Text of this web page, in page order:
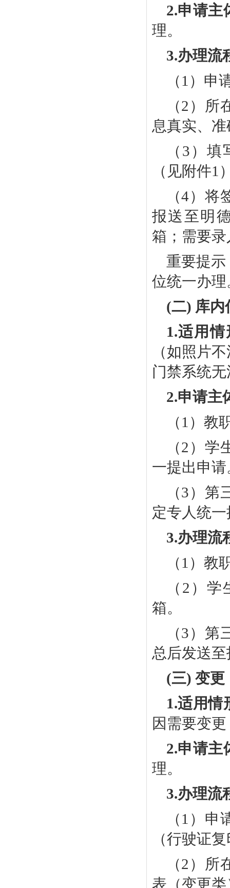
2.申请主
理。
3.办理流
（1） 申
（2） 所
息真实、
（ 3）填
（见附件1
（4） 将
报送至明
箱 ； 需要
重要提示
位统一办理
(二) 库内
1.适用情
（如照片
门禁系统
2.申请主
（1） 教
（2） 学
一提出申请
（3） 第
定专人统
3.办理流
（1） 教
（ 2） 学
箱。
（3） 第
总后发送
(三) 变更
1.适用情
因需要变更
2.申请主
理。
3.办理流
（1 ） 申
（行驶证
（2） 所
表（变更类